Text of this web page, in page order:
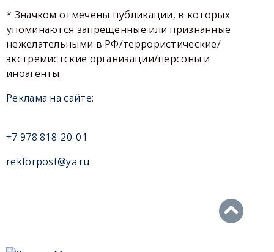
* Значком отмечены публикации, в которых
упоминаются запрещенные или признанные
нежелательными в РФ/террористические/
экстремистские организации/персоны и
иноагенты.
Реклама на сайте:
+7 978 818-20-01
rekforpost@ya.ru